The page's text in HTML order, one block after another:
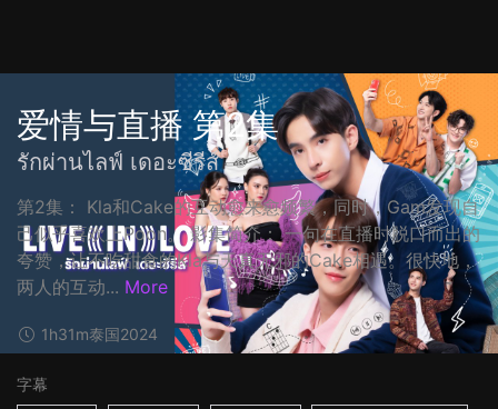
爱情与直播 第2集
รักผ่านไลฟ์ เดอะซีรีส์
第2集： Kla和Cake的互动愈来愈频繁，同时，Gam发现自
己似乎喜欢上Poon。 影集简介： 一句在直播时脱口而出的
夸赞，让不吃甜食的Kla与天真无邪的Cake相遇。很快地，
两人的互动... More
1h31m泰国2024
字幕